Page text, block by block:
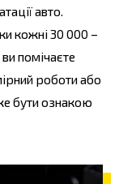
авто.
кожні 30 000 –
помічаєте
роботи або
бути ознакою